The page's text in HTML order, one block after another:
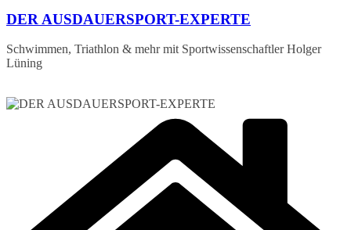
DER AUSDAUERSPORT-EXPERTE
Schwimmen, Triathlon & mehr mit Sportwissenschaftler Holger
Lüning